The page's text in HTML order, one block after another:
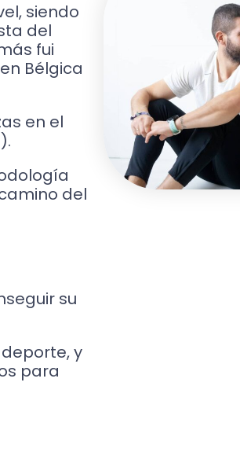
siendo
del
fui
Bélgica
en el
del
su
y
para